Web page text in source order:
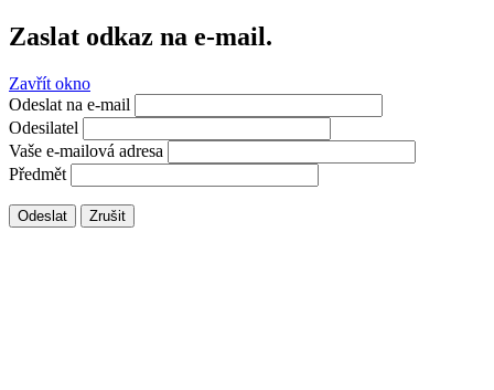
Zaslat odkaz na e-mail.
Zavřít okno
Odeslat na e-mail
Odesilatel
Vaše e-mailová adresa
Předmět
Odeslat Zrušit